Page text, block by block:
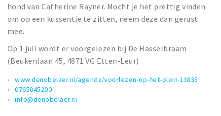
Inloggen
hond van Catherine Rayner. Mocht je het prettig vinden
om op een kussentje te zitten, neem deze dan gerust
mee.
Op 1 juli wordt er voorgelezen bij De Hasselbraam
(Beukenlaan 45, 4871 VG Etten-Leur)
www.denobelaer.nl/agenda/voorlezen-op-het-plein-13835
0765045200
info@denobelaer.nl